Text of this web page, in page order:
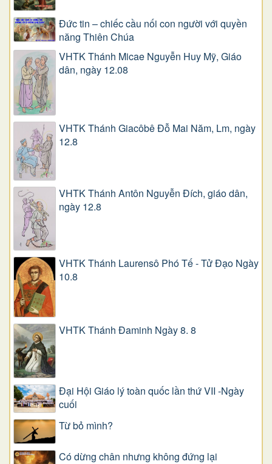
Đức tin – chiếc cầu nối con người với quyền
năng Thiên Chúa
VHTK Thánh Micae Nguyễn Huy Mỹ, Giáo
dân, ngày 12.08
VHTK Thánh Giacôbê Ðỗ Mai Năm, Lm, ngày
12.8
VHTK Thánh Antôn Nguyễn Ðích, giáo dân,
ngày 12.8
VHTK Thánh Laurensô Phó Tế - Tử Đạo Ngày
10.8
VHTK Thánh Đaminh Ngày 8. 8
Đại Hội Giáo lý toàn quốc lần thứ VII -Ngày
cuối
Từ bỏ mình?
Có dừng chân nhưng không đứng lại